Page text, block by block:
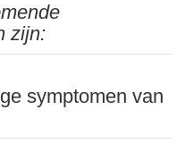
zijn:
symptomen van